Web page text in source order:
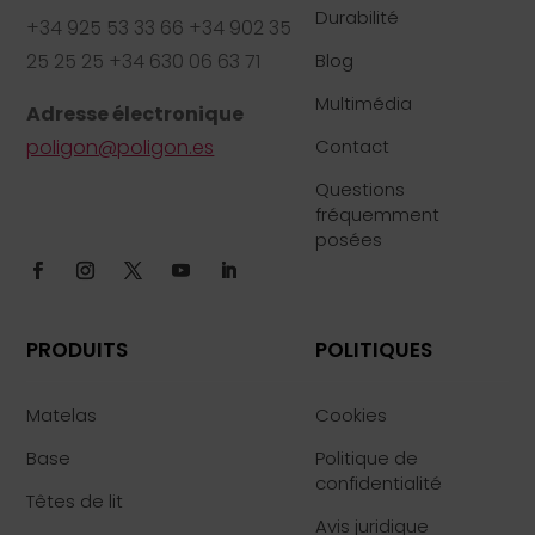
+34 925 53 33 66 +34 902 35
25 25 25 +34 630 06 63 71
Adresse électronique
poligon@poligon.es
Durabilité
Blog
Multimédia
Contact
Questions
fréquemment
posées
PRODUITS
Matelas
Base
Têtes de lit
POLITIQUES
Cookies
Politique de
confidentialité
Avis juridique